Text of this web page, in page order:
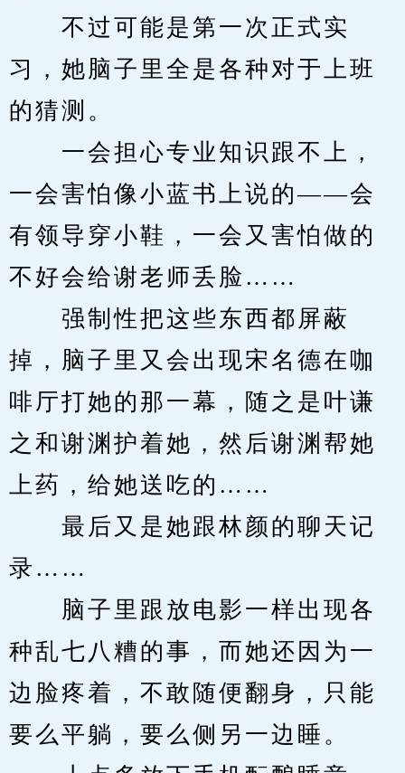
不过可能是第一次正式实
习，她脑子里全是各种对于上班
的猜测。
一会担心专业知识跟不上，
一会害怕像小蓝书上说的——会
有领导穿小鞋，一会又害怕做的
不好会给谢老师丢脸……
强制性把这些东西都屏蔽
掉，脑子里又会出现宋名德在咖
啡厅打她的那一幕，随之是叶谦
之和谢渊护着她，然后谢渊帮她
上药，给她送吃的……
最后又是她跟林颜的聊天记
录……
脑子里跟放电影一样出现各
种乱七八糟的事，而她还因为一
边脸疼着，不敢随便翻身，只能
要么平躺，要么侧另一边睡。